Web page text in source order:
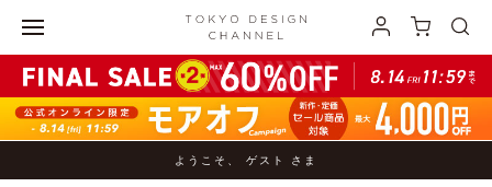
ようこそ、 ゲスト さま